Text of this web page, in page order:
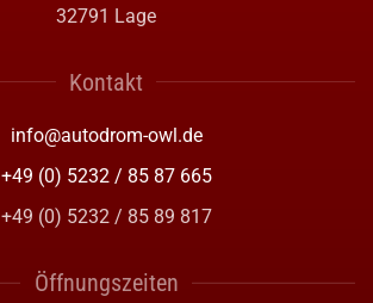
32791 Lage
Kontakt
info@autodrom-owl.de
+49 (0) 5232 / 85 87 665
+49 (0) 5232 / 85 89 817
Öffnungszeiten